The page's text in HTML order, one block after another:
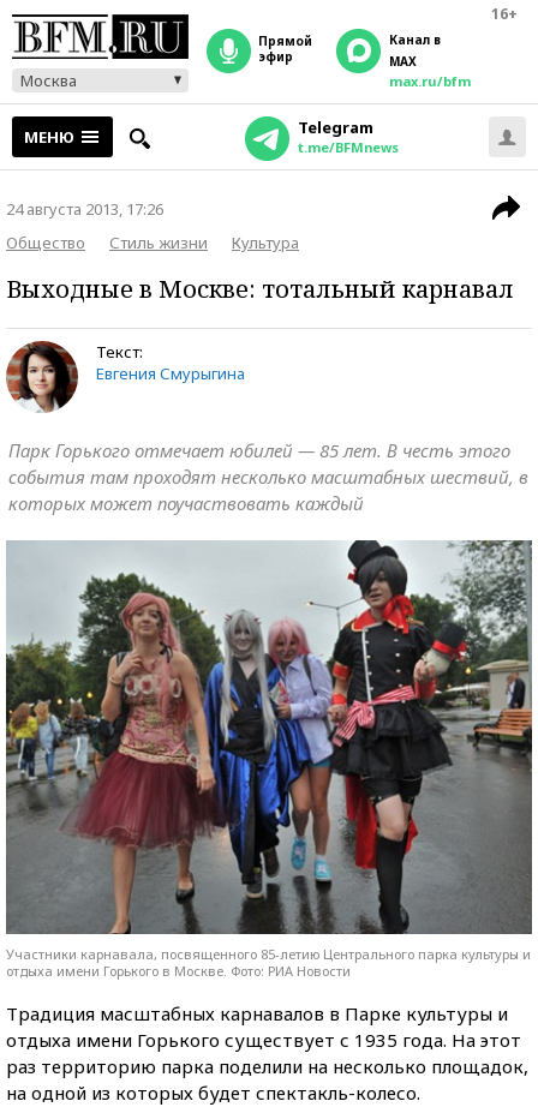
16+
Москва
прямой
эфир
Канал в
MAX
max.ru/bfm
МЕНЮ Telegram
t.me/BFMnews
24 августа 2013, 17:26
Общество
Стиль жизни Культура
Выходные в Москве: тотальный карнавал
Текст:
Евгения Смурыгина
Парк Горького отмечает юбилей — 85 лет. В честь этого
события там проходят несколько масштабных шествий, в
которых может поучаствовать каждый
Участники карнавала, посвященного 85-летию Центрального парка культуры и
отдыха имени Горького в Москве. Фото: РИА Новости
Традиция масштабных карнавалов в Парке культуры и
отдыха имени Горького существует с 1935 года. На этот
раз территорию парка поделили на несколько площадок,
на одной из которых будет спектакль-колесо.